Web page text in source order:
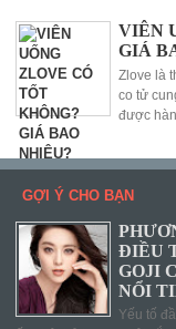
VIÊN
GIÁ
Zlove là
co tử
được
GỢI Ý CHO BẠN
ĐIỀU
GOJI
NỔI
Yếu tố